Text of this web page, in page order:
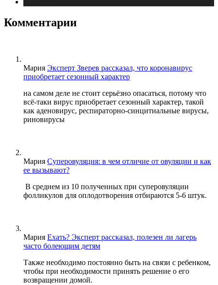
Комментарии
Мария Эксперт Зверев рассказал, что коронавирус
приобретает сезонный характер
на самом деле не стоит серьёзно опасаться, потому что
всё-таки вирус приобретает сезонный характер, такой
как аденовирус, респираторно-синцитиальные вирусы,
риновирусы
Мария Суперовуляция: в чем отличие от овуляции и как
ее вызывают?
В среднем из 10 полученных при суперовуляции
фолликулов для оплодотворения отбираются 5-6 штук.
Мария Ехать? Эксперт рассказал, полезен ли лагерь
часто болеющим детям
Также необходимо постоянно быть на связи с ребенком,
чтобы при необходимости принять решение о его
возвращении домой.